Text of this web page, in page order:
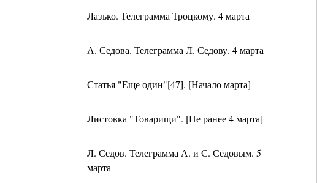
Лазъко. Телеграмма Троцкому. 4 марта
А. Седова. Телеграмма Л. Седову. 4 марта
Статья "Еще один"[47]. [Начало марта]
Листовка "Товарищи". [Не ранее 4 марта]
Л. Седов. Телеграмма А. и С. Седовым. 5
марта